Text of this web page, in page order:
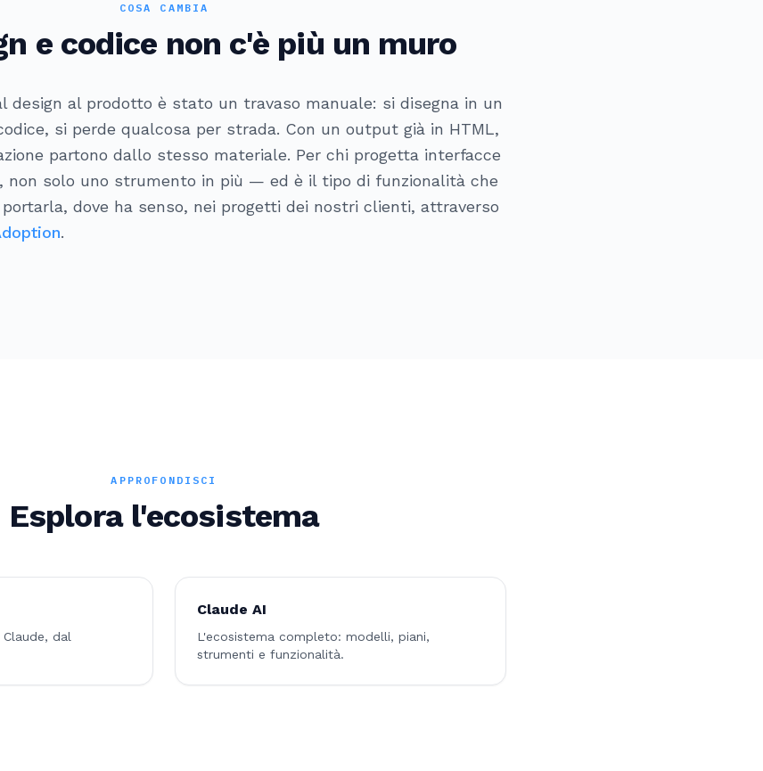
COSA CAMBIA
e codice non c'è più un muro
design al prodotto è stato un travaso manuale: si disegna in un
si perde qualcosa per strada. Con un output già in HTML,
partono dallo stesso materiale. Per chi progetta interfacce
non solo uno strumento in più — ed è il tipo di funzionalità che
dove ha senso, nei progetti dei nostri clienti, attraverso
.
APPROFONDISCI
Esplora l'ecosistema
dal
Claude AI
L'ecosistema completo: modelli, piani,
strumenti e funzionalità.